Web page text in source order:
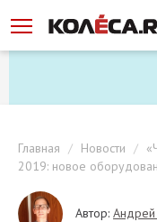
Главная Новости
2019: новое
Автор: Андрей